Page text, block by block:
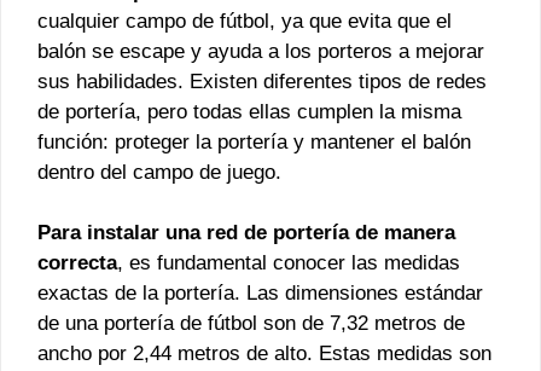
cualquier campo de fútbol, ya que evita que el
balón se escape y ayuda a los porteros a mejorar
sus habilidades. Existen diferentes tipos de redes
de portería, pero todas ellas cumplen la misma
función: proteger la portería y mantener el balón
dentro del campo de juego.
Para instalar una red de portería de manera
correcta, es fundamental conocer las medidas
exactas de la portería. Las dimensiones estándar
de una portería de fútbol son de 7,32 metros de
ancho por 2,44 metros de alto. Estas medidas son